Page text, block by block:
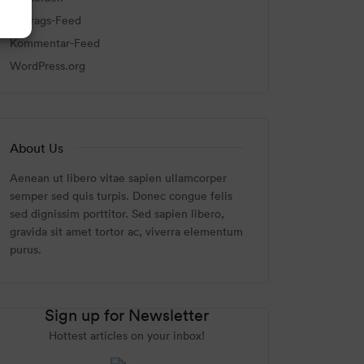
Eintrags-Feed
Kommentar-Feed
WordPress.org
About Us
Aenean ut libero vitae sapien ullamcorper
semper sed quis turpis. Donec congue felis
sed dignissim porttitor. Sed sapien libero,
gravida sit amet tortor ac, viverra elementum
purus.
Sign up for Newsletter
Hottest articles on your inbox!